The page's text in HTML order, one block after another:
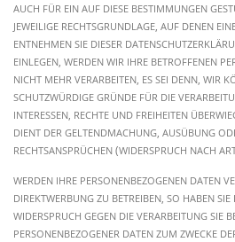
AUCH FÜR EIN AUF DIESE BESTIMMUNGEN
JEWEILIGE RECHTSGRUNDLAGE, AUF DENEN
ENTNEHMEN SIE DIESER
EINLEGEN, WERDEN WIR IHRE BETROFFENEN
NICHT MEHR VERARBEITEN, ES SEI DENN, WIR
SCHUTZWÜRDIGE GRÜNDE FÜR DIE
INTERESSEN, RECHTE UND FREIHEITEN
DIENT DER GELTENDMACHUNG, AUSÜBUNG
RECHTSANSPRÜCHEN (WIDERSPRUCH NACH
WERDEN IHRE PERSONENBEZOGENEN DATEN
DIREKTWERBUNG ZU BETREIBEN, SO HABEN SIE
WIDERSPRUCH GEGEN DIE VERARBEITUNG SIE
PERSONENBEZOGENER DATEN ZUM ZWECKE